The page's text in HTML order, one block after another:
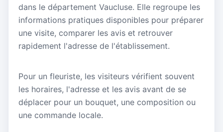
dans le département Vaucluse. Elle regroupe les
informations pratiques disponibles pour préparer
une visite, comparer les avis et retrouver
rapidement l'adresse de l'établissement.
Pour un fleuriste, les visiteurs vérifient souvent
les horaires, l'adresse et les avis avant de se
déplacer pour un bouquet, une composition ou
une commande locale.